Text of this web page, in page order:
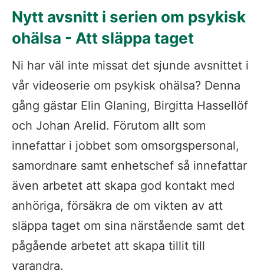
Nytt avsnitt i serien om psykisk
ohälsa - Att släppa taget
Ni har väl inte missat det sjunde avsnittet i
vår videoserie om psykisk ohälsa? Denna
gång gästar Elin Glaning, Birgitta Hassellöf
och Johan Arelid. Förutom allt som
innefattar i jobbet som omsorgspersonal,
samordnare samt enhetschef så innefattar
även arbetet att skapa god kontakt med
anhöriga, försäkra de om vikten av att
släppa taget om sina närstående samt det
pågående arbetet att skapa tillit till
varandra.